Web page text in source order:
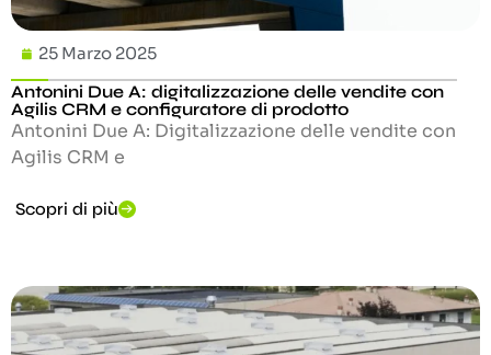
25 Marzo 2025
Antonini Due A: digitalizzazione delle vendite con
Agilis CRM e configuratore di prodotto
Antonini Due A: Digitalizzazione delle vendite con
Agilis CRM e
Scopri di più